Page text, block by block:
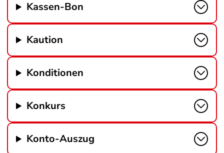
Kassen-Bon
Kaution
Konditionen
Konkurs
Konto-Auszug